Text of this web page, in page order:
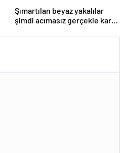
Şımartılan beyaz yakalılar
şimdi acımasız gerçekle karşı